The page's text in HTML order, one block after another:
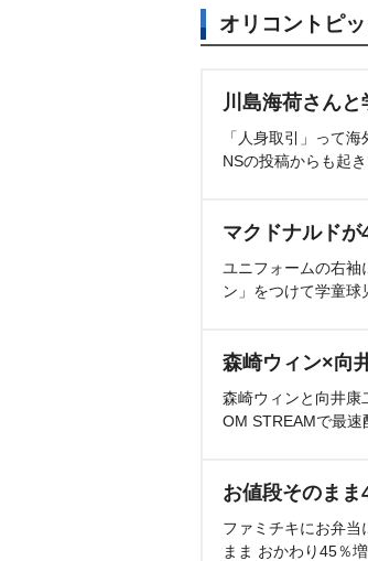
オリコントピ
川島海荷さん
「人身取引」って
NSの投稿からも起
マクドナルドが
ユニフォームの右
ン」をつけて学童球
森崎ウィン×向
森崎ウィンと向井康
OM STREAMで最速
お値段そのま
ファミチキにお弁
まま おかわり45％